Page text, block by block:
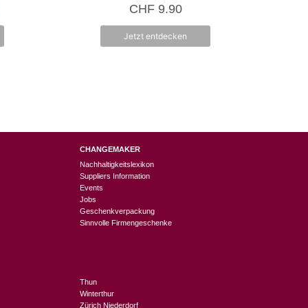
4.95.
0
v
5
CHF9.90
Jetzt entdecken
CHANGEMAKER
Nachhaltigkeitslexikon
Suppliers Information
Events
Jobs
Geschenkverpackung
Sinnvolle Firmengeschenke
Thun
Winterthur
Zürich Niederdorf